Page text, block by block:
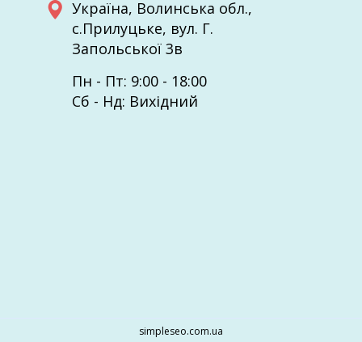
Україна, Волинcька обл.,
с.Прилуцьке, вул. Г.
Запольської 3в
Пн - Пт: 9:00 - 18:00
Сб - Нд: Вихідний
simpleseo.com.ua